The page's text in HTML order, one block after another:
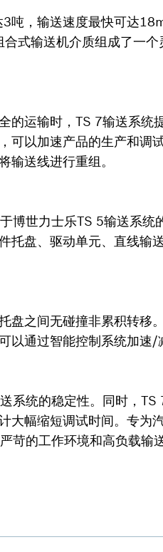
3吨，输送速度最快可达
式输送机介质组成了一
的运输时，TS 7输送系统
可以加速产品的生产和调
输送线进行重组。
博世力士乐TS 5输送系统
托盘、驱动单元、直线输
盘之间无碰撞非累积转移
以通过智能控制系统加速/
系统的稳定性。同时，
大幅缩短调试时间。专为
苛的工作环境和高负载输